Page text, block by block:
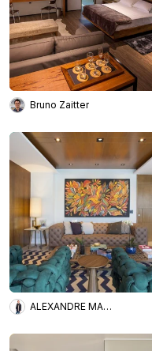
Bruno Zaitter
ALEXANDRE MAGNO ARQUITETURA